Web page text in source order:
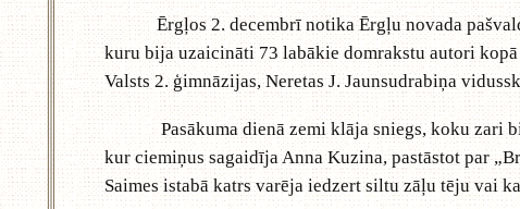
Ērgļos 2. decembrī notika Ērgļu novada
kuru bija uzaicināti 73 labākie domrakstu autori
Valsts 2. ģimnāzijas, Neretas J. Jaunsudrabiņa
Pasākuma dienā zemi klāja sniegs, koku zari bija
kur ciemiņus sagaidīja Anna Kuzina, pastāstot par
Saimes istabā katrs varēja iedzert siltu zāļu tēju vai